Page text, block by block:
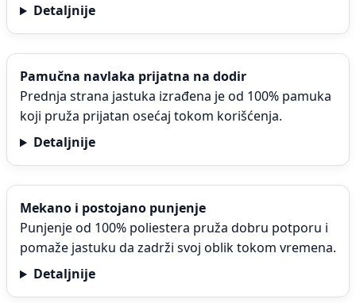
Detaljnije
Pamučna navlaka prijatna na dodir
Prednja strana jastuka izrađena je od 100% pamuka
koji pruža prijatan osećaj tokom korišćenja.
Detaljnije
Mekano i postojano punjenje
Punjenje od 100% poliestera pruža dobru potporu i
pomaže jastuku da zadrži svoj oblik tokom vremena.
Detaljnije